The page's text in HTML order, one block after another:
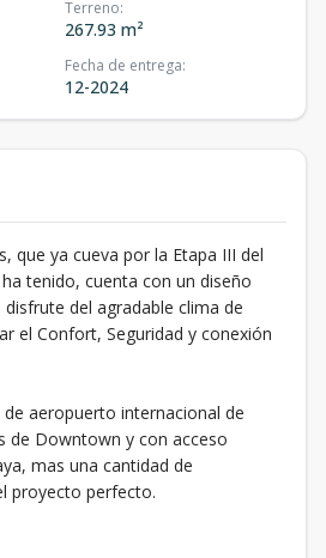
Terreno:
267.93 m²
Fecha de entrega:
12-2024
que ya cueva por la Etapa III del
tenido, cuenta con un diseño
del agradable clima de
el Confort, Seguridad y conexión
aeropuerto internacional de
de Downtown y con acceso
mas una cantidad de
proyecto perfecto.